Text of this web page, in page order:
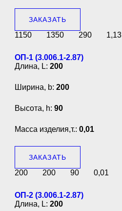
ЗАКАЗАТЬ
1150 1350 290 1,13
ОП-1 (3.006.1-2.87)
Длина, L: 200
Ширина, b: 200
Высота, h: 90
Масса изделия,т.: 0,01
ЗАКАЗАТЬ
200 200 90 0,01
ОП-2 (3.006.1-2.87)
Длина, L: 200